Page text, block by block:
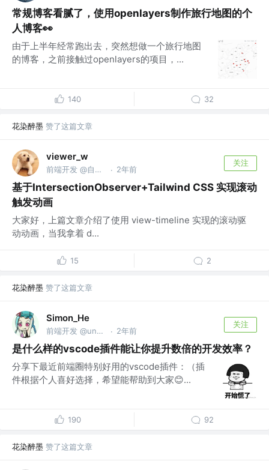
常规博客看腻了，使用openlayers制作旅行地图的个
人博客👀
由于上半年经常跑出去，突然想做一个旅行地图
的博客，之前接触过openlayers的项目，...
140 32
花染醉墨 赞了这篇文章
viewer_w
前端开发 @自由职业 · 2年前
关注
基于IntersectionObserver+Tailwind CSS 实现滚动
触发动画
大家好，上篇文章介绍了使用 view-timeline 实现的滚动驱
动动画，当我拿着 d...
15 2
花染醉墨 赞了这篇文章
Simon_He
前端开发 @unocss @vue-vine @vscode-use · 2年前
关注
是什么样的vscode插件能让你提升数倍的开发效率？
分享下最近前端圈特别好用的vscode插件：（插
件根据个人喜好选择，希望能帮助到大家😊...
190 92
花染醉墨 赞了这篇文章